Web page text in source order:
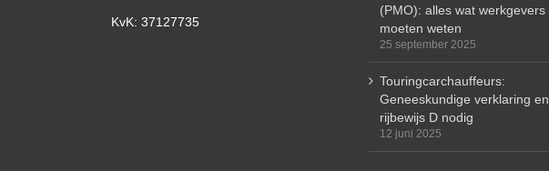
KvK: 37127735
(PMO): alles wat werkgevers
moeten weten
25 september 2025
Touringcarchauffeurs:
Geneeskundige verklaring en
rijbewijs D nodig
12 juni 2025